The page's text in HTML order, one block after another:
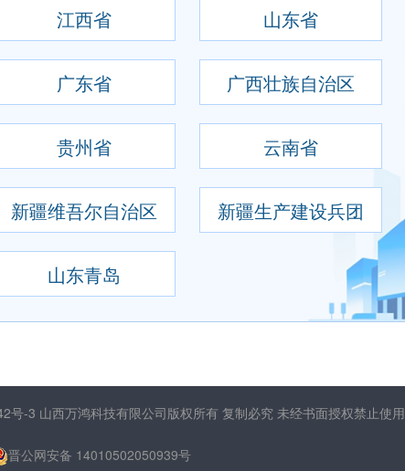
江西省 山东省
广东省 广西壮族自治区
贵州省 云南省
新疆维吾尔自治区 新疆生产建设兵团
山东青岛
号-3 山西万鸿科技有限公司版权所有 复制必究 未经书面授权禁止使用
晋公网安备 14010502050939号